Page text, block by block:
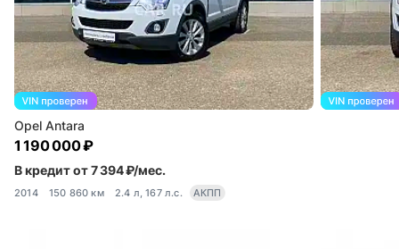
Opel Antara
1 190 000 ₽
В кредит от 7 394 ₽/мес.
2014 150 860 км 2.4 л, 167 л.с. АКПП